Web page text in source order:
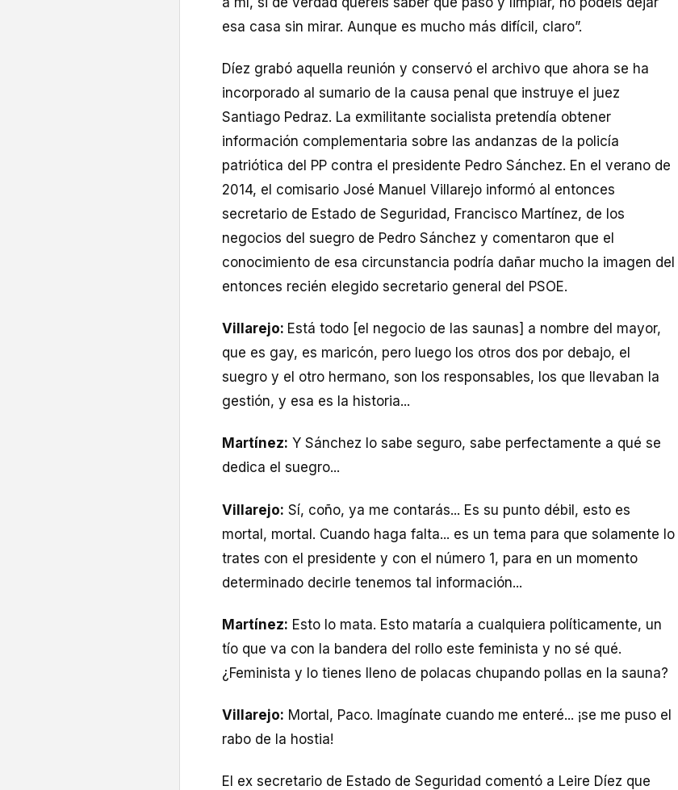
esa casa sin mirar. Aunque es mucho más difícil, claro”.
Díez grabó aquella reunión y conservó el archivo que ahora se ha
incorporado al sumario de la causa penal que instruye el juez
Santiago Pedraz. La exmilitante socialista pretendía obtener
información complementaria sobre las andanzas de la policía
patriótica del PP contra el presidente Pedro Sánchez. En el verano de
2014, el comisario José Manuel Villarejo informó al entonces
secretario de Estado de Seguridad, Francisco Martínez, de los
negocios del suegro de Pedro Sánchez y comentaron que el
conocimiento de esa circunstancia podría dañar mucho la imagen del
entonces recién elegido secretario general del PSOE.
Villarejo: Está todo [el negocio de las saunas] a nombre del mayor,
que es gay, es maricón, pero luego los otros dos por debajo, el
suegro y el otro hermano, son los responsables, los que llevaban la
gestión, y esa es la historia...
Martínez: Y Sánchez lo sabe seguro, sabe perfectamente a qué se
dedica el suegro...
Villarejo: Sí, coño, ya me contarás... Es su punto débil, esto es
mortal, mortal. Cuando haga falta... es un tema para que solamente lo
trates con el presidente y con el número 1, para en un momento
determinado decirle tenemos tal información...
Martínez: Esto lo mata. Esto mataría a cualquiera políticamente, un
tío que va con la bandera del rollo este feminista y no sé qué.
¿Feminista y lo tienes lleno de polacas chupando pollas en la sauna?
Villarejo: Mortal, Paco. Imagínate cuando me enteré... ¡se me puso el
rabo de la hostia!
El ex secretario de Estado de Seguridad comentó a Leire Díez que